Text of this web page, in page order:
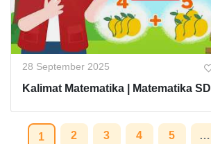
28 September 2025
Kalimat Matematika | Matematika SD
1 2 3 4 5 …